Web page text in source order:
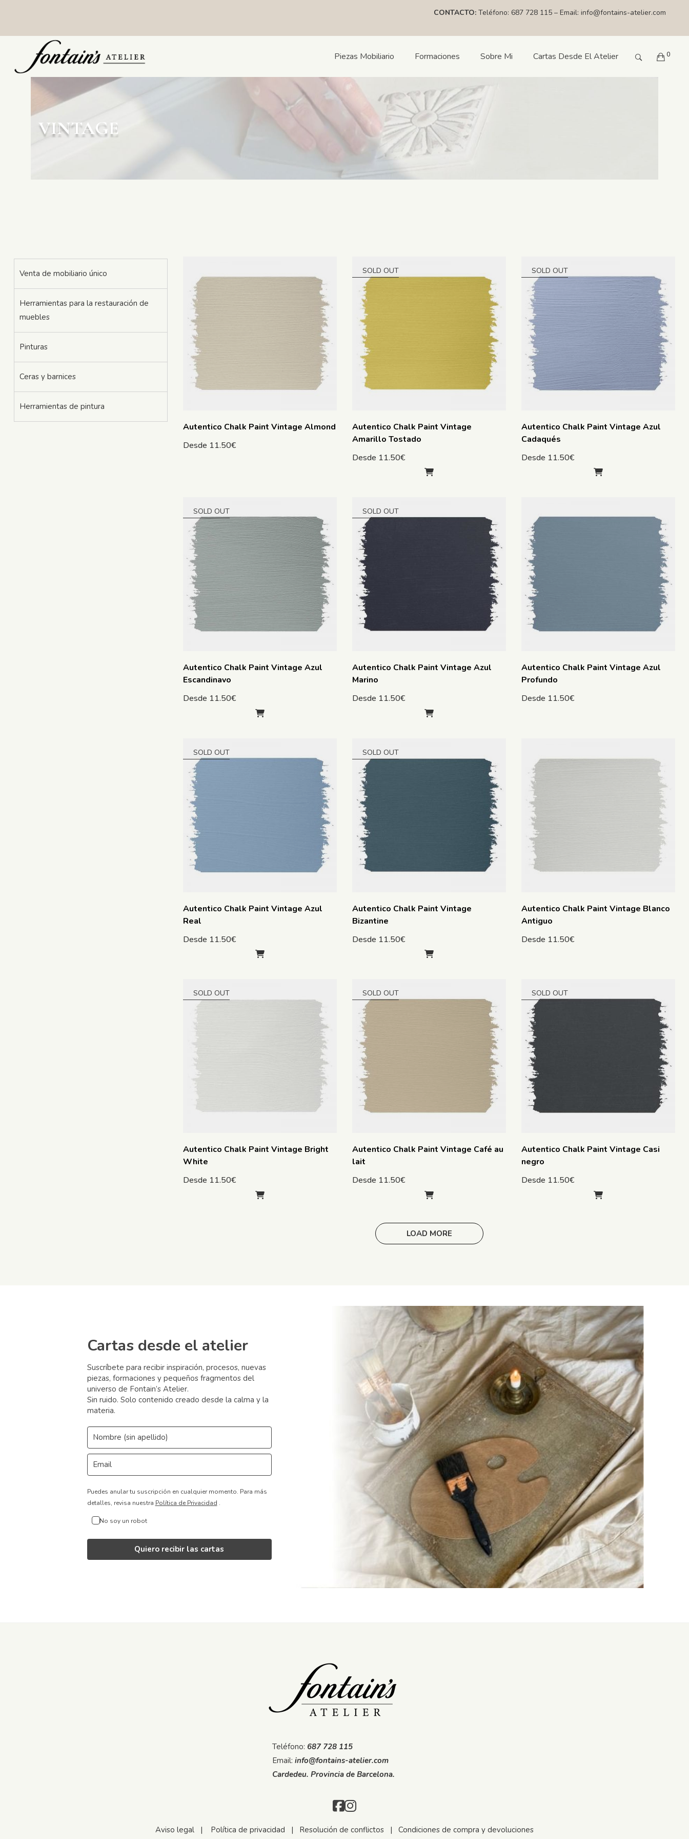
CONTACTO: Teléfono: 687 728 115 – Email: info@fontains-atelier.com
Piezas Mobiliario Formaciones Sobre Mi Cartas Desde El Atelier 0
VINTAGE
Venta de mobiliario único
Herramientas para la restauración de
muebles
Pinturas
Ceras y barnices
Herramientas de pintura
Autentico Chalk Paint Vintage Almond
Desde 11.50€
SOLD OUT
Autentico Chalk Paint Vintage
Amarillo Tostado
Desde 11.50€
SOLD OUT
Autentico Chalk Paint Vintage Azul
Cadaqués
Desde 11.50€
SOLD OUT
Autentico Chalk Paint Vintage Azul
Escandinavo
Desde 11.50€
SOLD OUT
Autentico Chalk Paint Vintage Azul
Marino
Desde 11.50€
Autentico Chalk Paint Vintage Azul
Profundo
Desde 11.50€
SOLD OUT
Autentico Chalk Paint Vintage Azul
Real
Desde 11.50€
SOLD OUT
Autentico Chalk Paint Vintage
Bizantine
Desde 11.50€
Autentico Chalk Paint Vintage Blanco
Antiguo
Desde 11.50€
SOLD OUT
Autentico Chalk Paint Vintage Bright
White
Desde 11.50€
SOLD OUT
Autentico Chalk Paint Vintage Café au
lait
Desde 11.50€
SOLD OUT
Autentico Chalk Paint Vintage Casi
negro
Desde 11.50€
LOAD MORE
Cartas desde el atelier
Suscríbete para recibir inspiración, procesos, nuevas
piezas, formaciones y pequeños fragmentos del
universo de Fontain’s Atelier.
Sin ruido. Solo contenido creado desde la calma y la
materia.
Puedes anular tu suscripción en cualquier momento. Para más
detalles, revisa nuestra Política de Privacidad .
No soy un robot
Quiero recibir las cartas
Teléfono: 687 728 115
Email: info@fontains-atelier.com
Cardedeu. Provincia de Barcelona.
Aviso legal | Política de privacidad | Resolución de conflictos | Condiciones de compra y devoluciones